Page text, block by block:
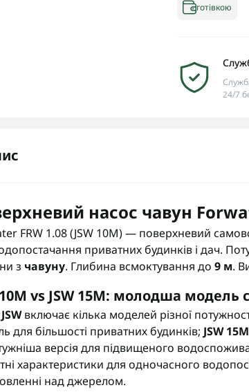
готівкою
24/7
насос чавун
FRW 1.08 (JSW 10M) — поверхневий
приватних будинків і дач.
з чавуну. Глибина всмоктування до 9 м.
10M vs JSW 15M: молодша модель
JSWвключає кілька моделей різної
для більшості приватних будинків; JSW 15M
версія для підвищеного
характеристики для одночасного
над джерелом.